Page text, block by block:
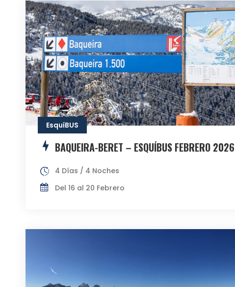
EsquíBUS
BAQUEIRA-BERET – ESQUÍBUS FEBRERO 2026
4 Días / 4 Noches
Del 16 al 20 Febrero